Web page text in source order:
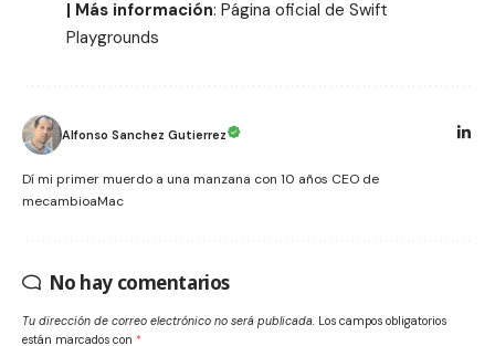
| Más información: Página oficial de Swift
Playgrounds
Alfonso Sanchez Gutierrez
Dí mi primer muerdo a una manzana con 10 años CEO de
mecambioaMac
No hay comentarios
Tu dirección de correo electrónico no será publicada. Los campos obligatorios
están marcados con *